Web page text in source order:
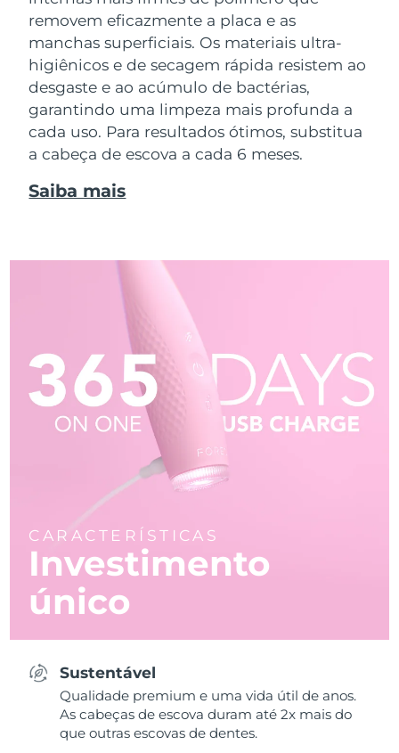
removem eficazmente a placa e as
manchas superficiais. Os materiais ultra-
higiênicos e de secagem rápida resistem ao
desgaste e ao acúmulo de bactérias,
garantindo uma limpeza mais profunda a
cada uso. Para resultados ótimos, substitua
a cabeça de escova a cada 6 meses.
Saiba mais
CARACTERÍSTICAS
Investimento
único
Sustentável
Qualidade premium e uma vida útil de anos.
As cabeças de escova duram até 2x mais do
que outras escovas de dentes.